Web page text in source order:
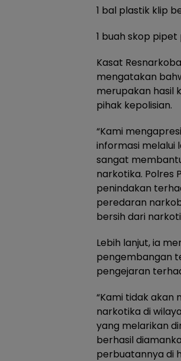
1 bal plastik klip
1 buah skop
Kasat
mengatakan
merupakan hasil
pihak kepolisian.
“Kami
informasi melalui
sangat
narkotika. Polres
penindakan
peredaran
bersih dari
Lebih lanjut, ia
pengembangan
pengejaran
“Kami tidak akan
narkotika di
yang melarikan
berhasil
perbuatannya di